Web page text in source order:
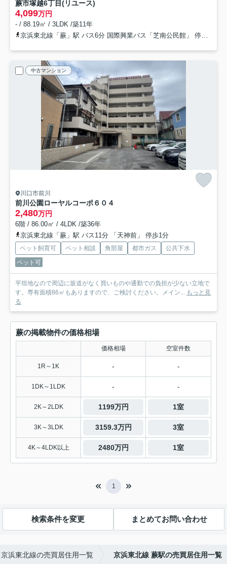
蕨市塚越6丁目(リユース)
4,099万円
- / 88.19㎡ / 3LDK /築11年
京浜東北線「蕨」駅 バス6分 国際興業バス「芝南公民館」 停歩10分
中古マンション
川口市前川
前川公園ローヤルコーポ６０４
2,480万円
6階 / 86.00㎡ / 4LDK /築36年
京浜東北線「蕨」駅 バス11分 「天神前」 停歩1分
ペット飼育可 ペット相談 角部屋 都市ガス
公共下水
ペット可
平坦地なので周辺に坂道がなく買いものや通勤での負担が少ない立地で
す。専有面積86㎡もありますので、ご検討ください。メイン... もっと見
る
蕨の掲載物件の価格相場
価格相場 空室件数
1R～1K - -
1DK～1LDK - -
2K～2LDK 1199万円 1室
3K～3LDK 3159.3万円 3室
4K～4LDK以上 2480万円 1室
1
検索条件を変更 まとめてお問い合わせ
京浜東北線の売買居住用一覧 京浜東北線 蕨駅の売買居住用一覧